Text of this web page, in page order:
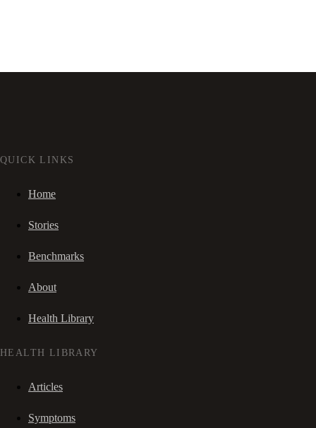
QUICK LINKS
Home
Stories
Benchmarks
About
Health Library
HEALTH LIBRARY
Articles
Symptoms